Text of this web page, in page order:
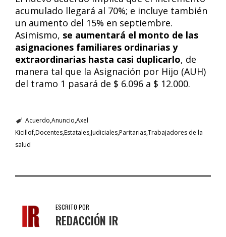
acumulado llegará al 70%; e incluye también
un aumento del 15% en septiembre.
Asimismo, se aumentará el monto de las
asignaciones familiares ordinarias y
extraordinarias hasta casi duplicarlo, de
manera tal que la Asignación por Hijo (AUH)
del tramo 1 pasará de $ 6.096 a $ 12.000.
Acuerdo Anuncio Axel
KicillofDocentesEstatalesJudicialesParitariasTrabajadores de la
salud
ESCRITO POR
REDACCIÓN IR